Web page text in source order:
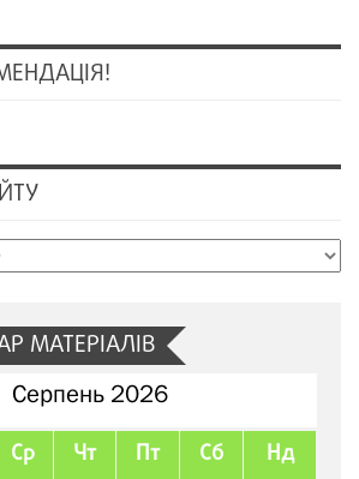
МАТЕРІАЛІВ
Серпень 2026
Ср Чт Пт Сб Нд